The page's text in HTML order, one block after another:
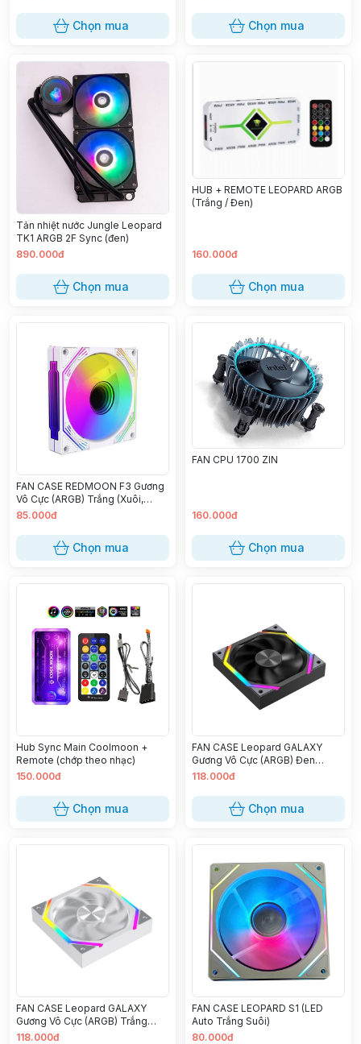
Chọn mua Chọn mua
Tản nhiệt nước Jungle Leopard
TK1 ARGB 2F Sync (đen)
890.000đ
Chọn mua
HUB + REMOTE LEOPARD ARGB
(Trắng / Đen)
160.000đ
Chọn mua
FAN CASE REDMOON F3 Gương
Vô Cực (ARGB) Trắng (Xuôi,
Ngược)
85.000đ
Chọn mua
FAN CPU 1700 ZIN
160.000đ
Chọn mua
Hub Sync Main Coolmoon +
Remote (chớp theo nhạc)
150.000đ
Chọn mua
FAN CASE Leopard GALAXY
Gương Vô Cực (ARGB) Đen
(Xuôi,Ngược)
118.000đ
Chọn mua
FAN CASE Leopard GALAXY
Gương Vô Cực (ARGB) Trắng
(Xuôi,Ngược)
118.000đ
FAN CASE LEOPARD S1 (LED
Auto Trắng Suôi)
80.000đ